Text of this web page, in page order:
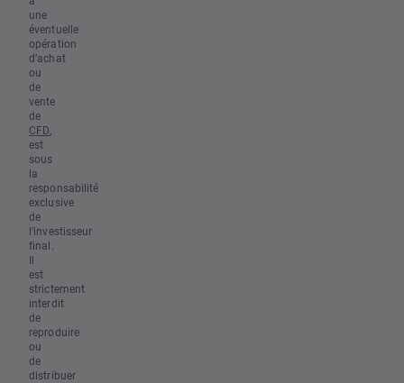
une
éventuelle
opération
d’achat
ou
de
vente
de
CFD,
est
sous
la
responsabilité
exclusive
de
l’investisseur
final.
Il
est
strictement
interdit
de
reproduire
ou
de
distribuer